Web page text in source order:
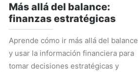
Más allá del balance:
finanzas estratégicas
Aprende cómo ir más allá del balance
y usar la información financiera para
tomar decisiones estratégicas y